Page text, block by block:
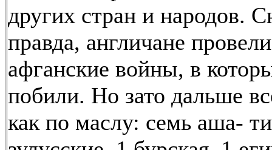
других стран и народов.
правда, англичане
афганские войны, в
побили. Но зато дальше
как по маслу: семь аша-